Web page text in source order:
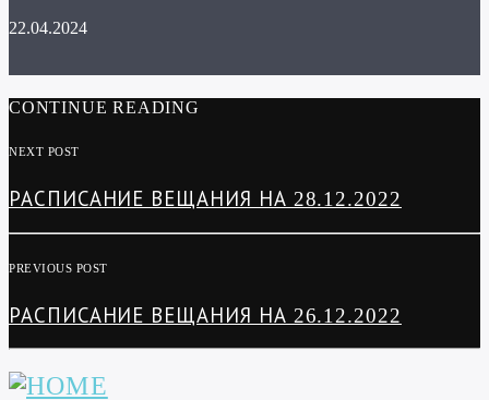
22.04.2024
CONTINUE READING
NEXT POST
РАСПИСАНИЕ ВЕЩАНИЯ НА 28.12.2022
PREVIOUS POST
РАСПИСАНИЕ ВЕЩАНИЯ НА 26.12.2022